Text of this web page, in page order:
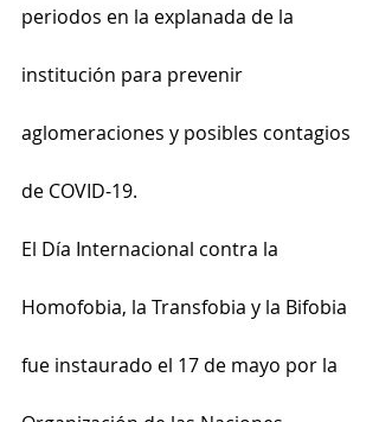
periodos en la explanada de la
institución para prevenir
aglomeraciones y posibles contagios
de COVID-19.
El Día Internacional contra la
Homofobia, la Transfobia y la Bifobia
fue instaurado el 17 de mayo por la